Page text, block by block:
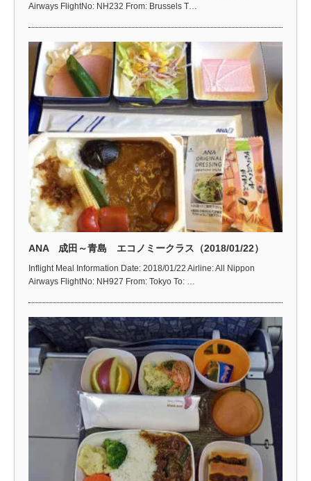
Airways FlightNo: NH232 From: Brussels T…
ANA 成田～青島 エコノミークラス（2018/01/22）
Inflight Meal Information Date: 2018/01/22 Airline: All Nippon
Airways FlightNo: NH927 From: Tokyo To: …